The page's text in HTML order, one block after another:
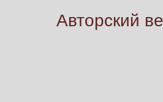
Авторский